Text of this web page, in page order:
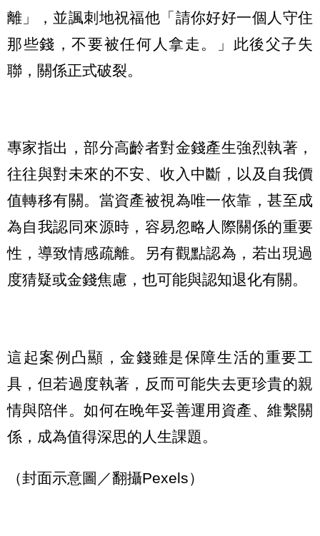
離」，並諷刺地祝福他「請你好好一個人守住
那些錢，不要被任何人拿走。」此後父子失
聯，關係正式破裂。
專家指出，部分高齡者對金錢產生強烈執著，
往往與對未來的不安、收入中斷，以及自我價
值轉移有關。當資產被視為唯一依靠，甚至成
為自我認同來源時，容易忽略人際關係的重要
性，導致情感疏離。另有觀點認為，若出現過
度猜疑或金錢焦慮，也可能與認知退化有關。
這起案例凸顯，金錢雖是保障生活的重要工
具，但若過度執著，反而可能失去更珍貴的親
情與陪伴。如何在晚年妥善運用資產、維繫關
係，成為值得深思的人生課題。
（封面示意圖／翻攝Pexels）